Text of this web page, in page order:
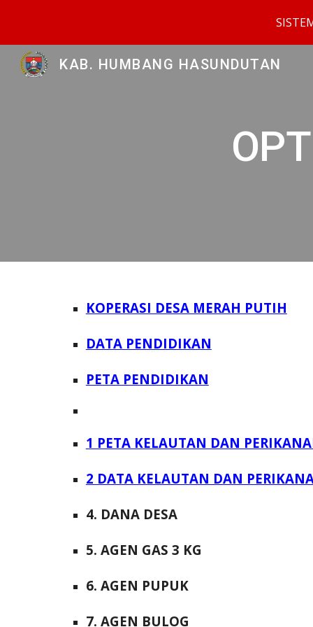
KAB. HUMBANG HASUNDUTAN
KOPERASI DESA MERAH PUTIH
DATA PENDIDIKAN
PETA PENDIDIKAN
1 PETA KELAUTAN DAN
2 DATA KELAUTAN DAN
4. DANA DESA
5. AGEN GAS 3 KG
6. AGEN PUPUK
7. AGEN BULOG